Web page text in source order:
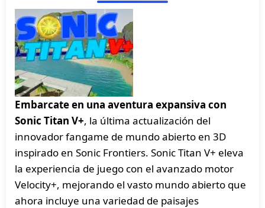
Embarcate en una aventura expansiva con
Sonic Titan V+, la última actualización del
innovador fangame de mundo abierto en 3D
inspirado en Sonic Frontiers. Sonic Titan V+ eleva
la experiencia de juego con el avanzado motor
Velocity+, mejorando el vasto mundo abierto que
ahora incluye una variedad de paisajes